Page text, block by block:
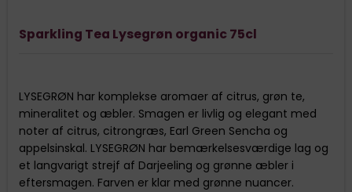
Sparkling Tea Lysegrøn organic 75cl
LYSEGRØN har komplekse aromaer af citrus, grøn te,
mineralitet og æbler. Smagen er livlig og elegant med
noter af citrus, citrongræs, Earl Green Sencha og
appelsinskal. LYSEGRØN har bemærkelsesværdige lag og
et langvarigt strejf af Darjeeling og grønne æbler i
eftersmagen. Farven er klar med grønne nuancer.